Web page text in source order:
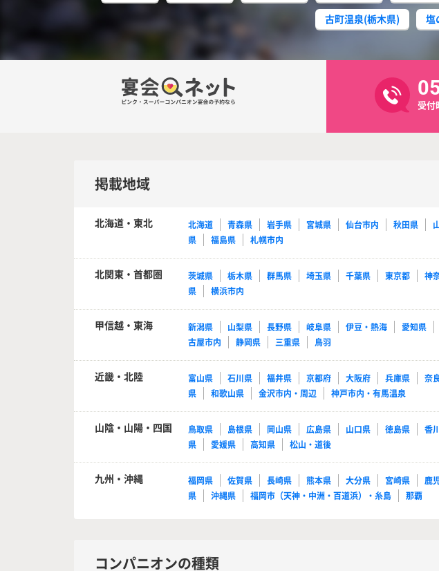
古町温泉(栃木県)
塩
受付
掲載地域
北海道・東北 北海道 青森県 岩手県 宮城県 仙台市内 秋田県
県
福島県 札幌市内
北関東・首都圏 茨城県 栃木県 群馬県 埼玉県 千葉県 東京都
神
県
横浜市内
甲信越・東海 新潟県 山梨県 長野県 岐阜県 伊豆・熱海 愛知県
古屋市内
静岡県 三重県 鳥羽
近畿・北陸 富山県 石川県 福井県 京都府 大阪府 兵庫県
奈
県
和歌山県 金沢市内・周辺 神戸市内・有馬温泉
山陰・山陽・四国 鳥取県 島根県 岡山県 広島県 山口県 徳島県
香
県
愛媛県 高知県 松山・道後
九州・沖縄 福岡県 佐賀県 長崎県 熊本県 大分県 宮崎県
鹿
県
沖縄県 福岡市（天神・中洲・百道浜）・糸島 那覇
コンパニオンの種類